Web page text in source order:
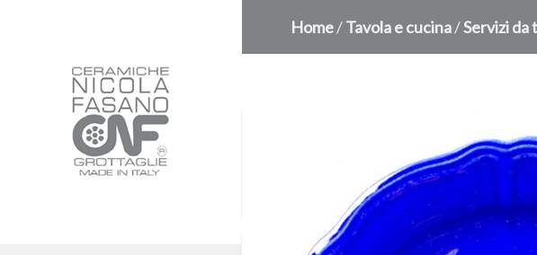
Home/Tavola e cucina/Servizi da